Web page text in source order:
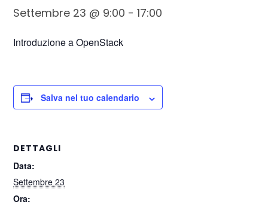
Settembre 23 @ 9:00 -17:00
Introduzione a OpenStack
Salva nel tuo calendario
DETTAGLI
Data:
Settembre 23
Ora: